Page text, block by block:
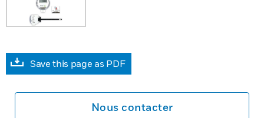
Save this page as PDF
Nous contacter